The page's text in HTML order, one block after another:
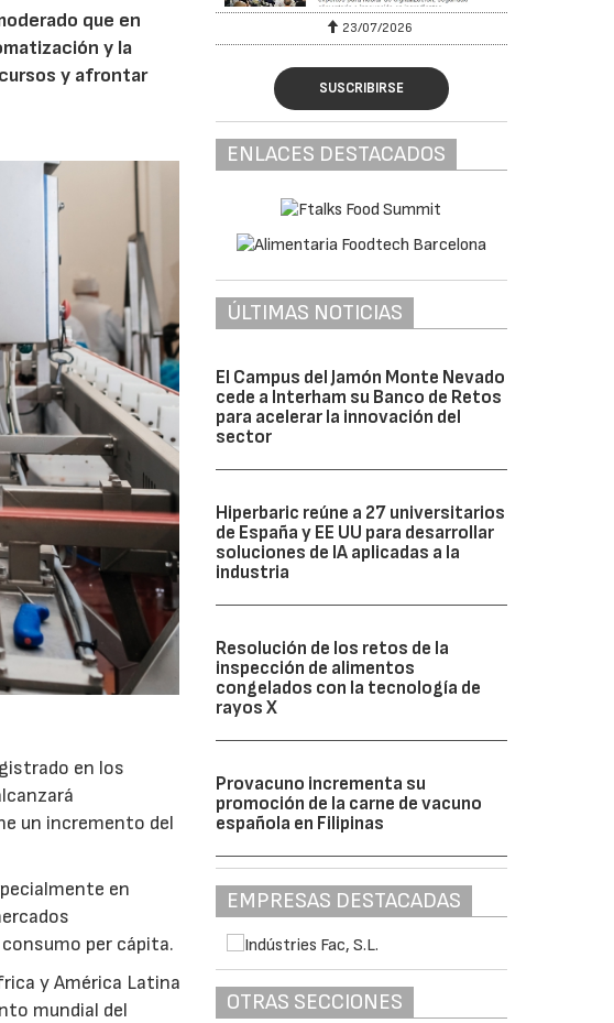
que en
y la
y afrontar
en los
un incremento del
en
per cápita.
y América Latina
mundial del
30/07/2026 23/07/2026
SUSCRIBIRSE
ENLACES DESTACADOS
ÚLTIMAS NOTICIAS
El Campus del Jamón Monte Nevado
cede a Interham su Banco de Retos
para acelerar la innovación del
sector
Hiperbaric reúne a 27 universitarios
de España y EE UU para desarrollar
soluciones de IA aplicadas a la
industria
Resolución de los retos de la
inspección de alimentos
congelados con la tecnología de
rayos X
Provacuno incrementa su
promoción de la carne de vacuno
española en Filipinas
EMPRESAS DESTACADAS
OTRAS SECCIONES